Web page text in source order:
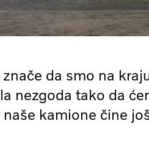
da smo na
nezgoda tako da
kamione čine